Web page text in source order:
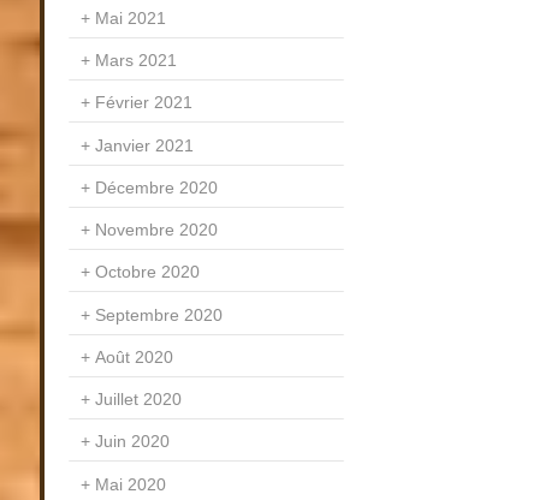
Mai 2021
Mars 2021
Février 2021
Janvier 2021
Décembre 2020
Novembre 2020
Octobre 2020
Septembre 2020
Août 2020
Juillet 2020
Juin 2020
Mai 2020